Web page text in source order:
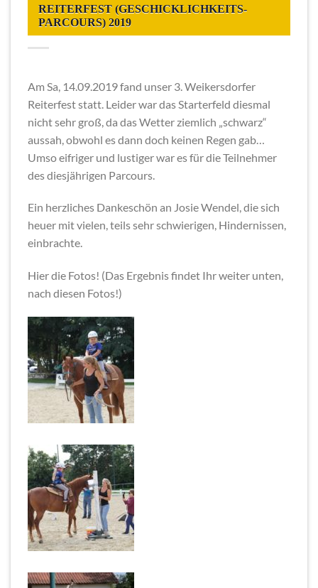
REITERFEST (GESCHICKLICHKEITS-
PARCOURS) 2019
Am Sa, 14.09.2019 fand unser 3. Weikersdorfer
Reiterfest statt. Leider war das Starterfeld diesmal
nicht sehr groß, da das Wetter ziemlich „schwarz“
aussah, obwohl es dann doch keinen Regen gab…
Umso eifriger und lustiger war es für die Teilnehmer
des diesjährigen Parcours.
Ein herzliches Dankeschön an Josie Wendel, die sich
heuer mit vielen, teils sehr schwierigen, Hindernissen,
einbrachte.
Hier die Fotos! (Das Ergebnis findet Ihr weiter unten,
nach diesen Fotos!)